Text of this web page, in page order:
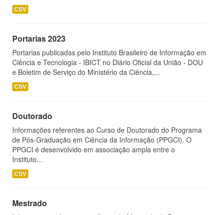
CSV
Portarias 2023
Portarias publicadas pelo Instituto Brasileiro de Informação em
Ciência e Tecnologia - IBICT no Diário Oficial da União - DOU
e Boletim de Serviço do Ministério da Ciência,...
CSV
Doutorado
Informações referentes ao Curso de Doutorado do Programa
de Pós-Graduação em Ciência da Informação (PPGCI). O
PPGCI é desenvolvido em associação ampla entre o
Instituto...
CSV
Mestrado